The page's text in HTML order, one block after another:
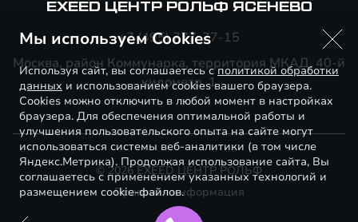
EXEED ЦЕНТР РОЛЬФ ЯСЕНЕВО
+7 (495) 777-77-15
Москва, район Коммунарка, территория МКАД, 40-й
километр, 1
© 2026 EXEED ЦЕНТР РОЛЬФ
Правовая информация
Мы используем Cookies
Используя сайт, вы соглашаетесь сполитикой обработки
данных и использованием cookies вашего браузера.
Cookies можно отключить в любой момент в настройках
браузера. Для обеспечения оптимальной работы и
улучшения пользовательского опыта на сайте могут
использоваться системы веб-аналитики (в том числе
Яндекс.Метрика). Продолжая использование сайта, Вы
соглашаетесь с применением указанных технологий и
размещением cookie-файлов.